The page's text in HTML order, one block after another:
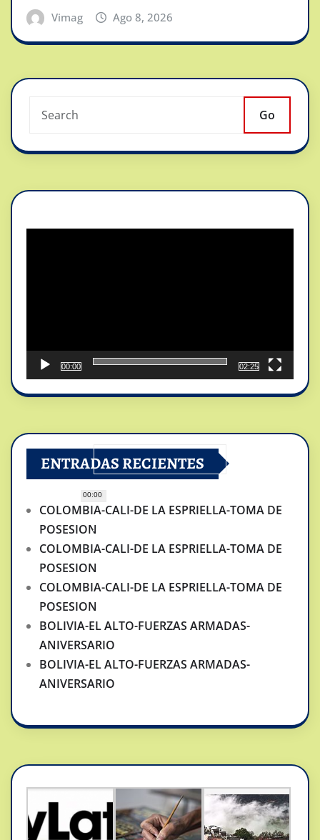
Vimag Ago 8, 2026
Go
00:00
00:00
02:25
ENTRADAS RECIENTES
COLOMBIA-CALI-DE LA ESPRIELLA-TOMA DE
POSESION
COLOMBIA-CALI-DE LA ESPRIELLA-TOMA DE
POSESION
COLOMBIA-CALI-DE LA ESPRIELLA-TOMA DE
POSESION
BOLIVIA-EL ALTO-FUERZAS ARMADAS-
ANIVERSARIO
BOLIVIA-EL ALTO-FUERZAS ARMADAS-
ANIVERSARIO